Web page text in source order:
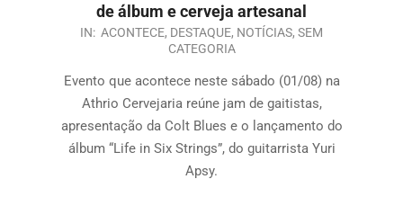
de álbum e cerveja artesanal
IN: ACONTECE, DESTAQUE, NOTÍCIAS, SEM
CATEGORIA
Evento que acontece neste sábado (01/08) na
Athrio Cervejaria reúne jam de gaitistas,
apresentação da Colt Blues e o lançamento do
álbum “Life in Six Strings”, do guitarrista Yuri
Apsy.